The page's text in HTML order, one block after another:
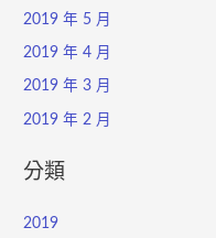
2019 年 5 月
2019 年 4 月
2019 年 3 月
2019 年 2 月
分類
2019